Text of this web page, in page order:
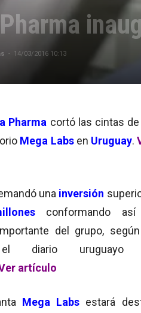
- 14/03/2016 10:13
Pharma cortó las cintas
Mega Labsen Uruguay.
una inversión
conformando
del grupo,
el diario uruguayo
artículo
Mega Labs estará